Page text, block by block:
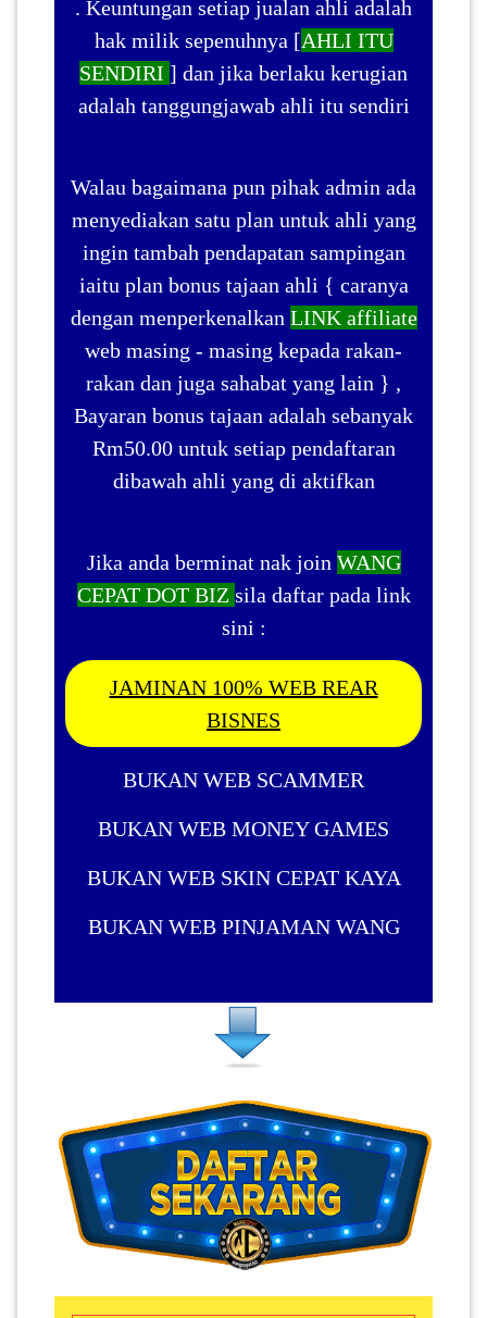
. Keuntungan setiap jualan ahli adalah
hak milik sepenuhnya [AHLI ITU
SENDIRI ] dan jika berlaku kerugian
adalah tanggungjawab ahli itu sendiri
Walau bagaimana pun pihak admin ada
menyediakan satu plan untuk ahli yang
ingin tambah pendapatan sampingan
iaitu plan bonus tajaan ahli { caranya
dengan menperkenalkan LINK affiliate
web masing - masing kepada rakan-
rakan dan juga sahabat yang lain } ,
Bayaran bonus tajaan adalah sebanyak
Rm50.00 untuk setiap pendaftaran
dibawah ahli yang di aktifkan
Jika anda berminat nak join WANG
CEPAT DOT BIZ sila daftar pada link
sini :
JAMINAN 100% WEB REAR
BISNES
BUKAN WEB SCAMMER
BUKAN WEB MONEY GAMES
BUKAN WEB SKIN CEPAT KAYA
BUKAN WEB PINJAMAN WANG